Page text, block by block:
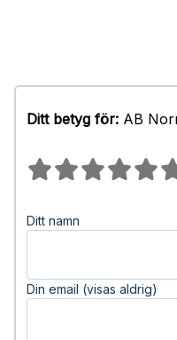
Ditt betyg för: AB
Ditt namn
Din email (visas aldrig)